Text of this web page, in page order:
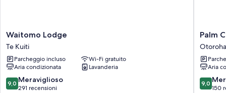
Waitomo
Lodge
Te
Kuiti
Waitomo Lodge
Te Kuiti
Parcheggio incluso
Wi-Fi gratuito
Aria condizionata
Lavanderia
9.0
su
9,0 Meraviglioso
291 recensioni
Palm
Court
Motel
Palm
Aria
9.0
su
9,0
150